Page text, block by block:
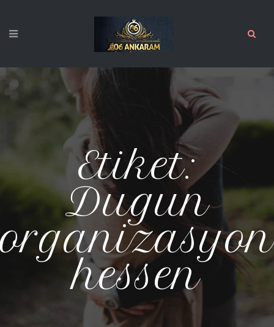
Etiket:
Dugun
organizasyon
hessen